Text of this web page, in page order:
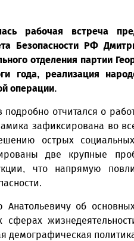
рабочая встреча
Безопасности РФ
отделения партии
года, реализация
операции.
отчитался о
зафиксирована во
острых
две крупные
что напрямую
об
сферах
демографическая